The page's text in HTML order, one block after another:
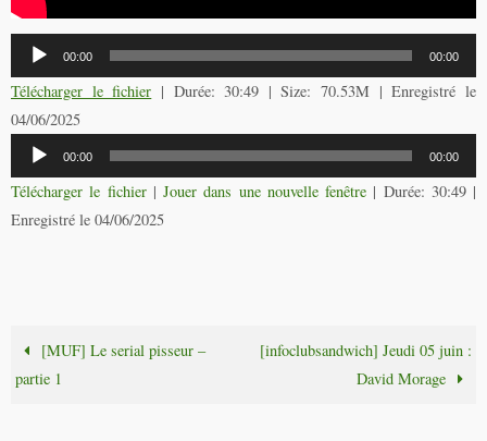
Lecteur
audio
00:00 00:00
Télécharger le fichier | Durée: 30:49 | Size: 70.53M | Enregistré le
04/06/2025
Lecteur
audio
00:00 00:00
Télécharger le fichier| Jouer dans une nouvelle fenêtre | Durée: 30:49|
Enregistré le 04/06/2025
[MUF] Le serial pisseur –
partie 1
[infoclubsandwich] Jeudi 05 juin :
David Morage